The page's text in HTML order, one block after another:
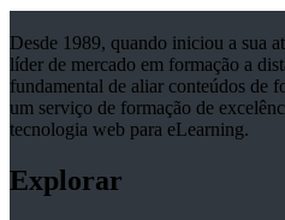
Desde 1989, quando iniciou a sua
líder de mercado em formação a
fundamental de aliar conteúdos de
um serviço de formação de
tecnologia web para eLearning.
Explorar